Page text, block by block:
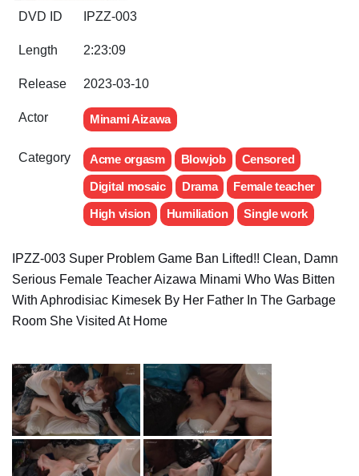
DVD ID IPZZ-003
Length 2:23:09
Release 2023-03-10
Actor Minami Aizawa
Category Acme orgasm Blowjob
Censored
Digital mosaic
Drama
Female teacher
High vision
Humiliation Single work
IPZZ-003 Super Problem Game Ban Lifted!! Clean, Damn
Serious Female Teacher Aizawa Minami Who Was Bitten
With Aphrodisiac Kimesek By Her Father In The Garbage
Room She Visited At Home